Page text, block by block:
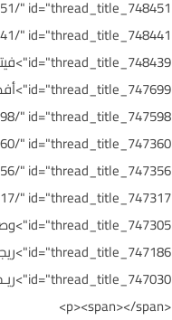
id="thread_title_747030">ريـجيم الــعنب بالتفصيل مع النصـائح والتــحذيرات</a></p><p><span style="color: #e36c09;">*****************</span></p>
<p><span></span>